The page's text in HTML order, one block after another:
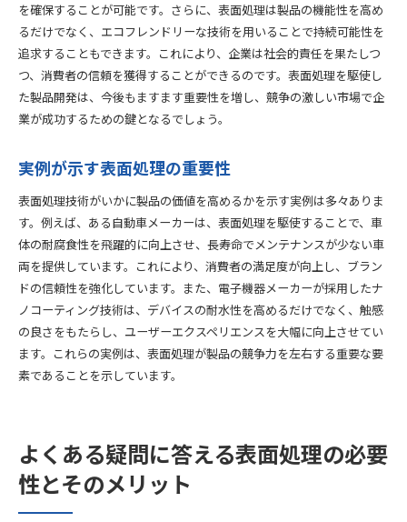
を確保することが可能です。さらに、表面処理は製品の機能性を高め
るだけでなく、エコフレンドリーな技術を用いることで持続可能性を
追求することもできます。これにより、企業は社会的責任を果たしつ
つ、消費者の信頼を獲得することができるのです。表面処理を駆使し
た製品開発は、今後もますます重要性を増し、競争の激しい市場で企
業が成功するための鍵となるでしょう。
実例が示す表面処理の重要性
表面処理技術がいかに製品の価値を高めるかを示す実例は多々ありま
す。例えば、ある自動車メーカーは、表面処理を駆使することで、車
体の耐腐食性を飛躍的に向上させ、長寿命でメンテナンスが少ない車
両を提供しています。これにより、消費者の満足度が向上し、ブラン
ドの信頼性を強化しています。また、電子機器メーカーが採用したナ
ノコーティング技術は、デバイスの耐水性を高めるだけでなく、触感
の良さをもたらし、ユーザーエクスペリエンスを大幅に向上させてい
ます。これらの実例は、表面処理が製品の競争力を左右する重要な要
素であることを示しています。
よくある疑問に答える表面処理の必要
性とそのメリット